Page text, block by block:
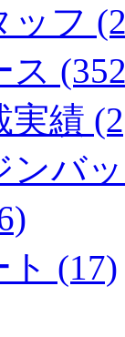
ッフ
ス
実績
ンバ
ト (17)